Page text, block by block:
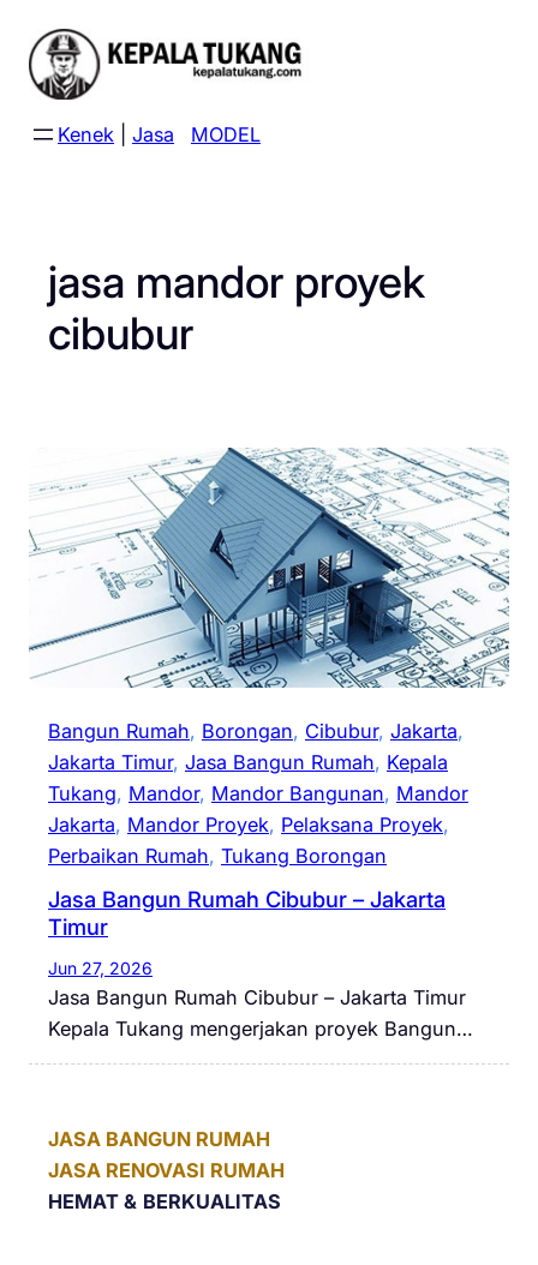
content
Kenek Jasa MODEL
jasa mandor proyek
cibubur
Bangun Rumah, Borongan, Cibubur, Jakarta
Jakarta Timur, Jasa Bangun Rumah, Kepala
Tukang, Mandor, Mandor Bangunan, Mandor
Jakarta, Mandor Proyek, Pelaksana Proyek
Perbaikan Rumah, Tukang Borongan
Jasa Bangun Rumah Cibubur – Jakarta
Timur
Jun 27, 2026
Jasa Bangun Rumah Cibubur – Jakarta Timur
Kepala Tukang mengerjakan proyek Bangun…
JASA BANGUN RUMAH
JASA RENOVASI RUMAH
HEMAT & BERKUALITAS